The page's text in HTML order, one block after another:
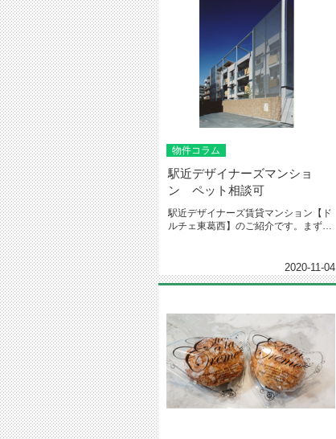
物件コラム
駅近デザイナーズマンショ
ン ペット相談可
駅近デザイナーズ賃貸マンション【ド
ルチェ東葛西】のご紹介です。まずは
2020-11-04